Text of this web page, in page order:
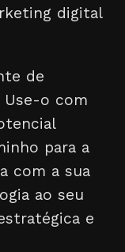
digital
de
Use-o com
para a
com a sua
ao seu
e